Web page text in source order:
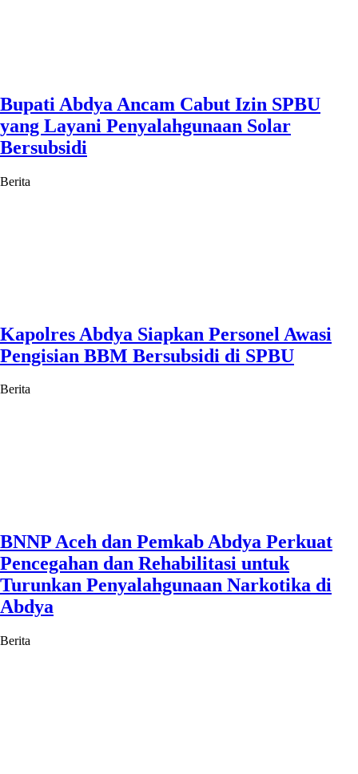
Bupati Abdya Ancam Cabut Izin SPBU
yang Layani Penyalahgunaan Solar
Bersubsidi
Berita
Kapolres Abdya Siapkan Personel Awasi
Pengisian BBM Bersubsidi di SPBU
Berita
BNNP Aceh dan Pemkab Abdya Perkuat
Pencegahan dan Rehabilitasi untuk
Turunkan Penyalahgunaan Narkotika di
Abdya
Berita